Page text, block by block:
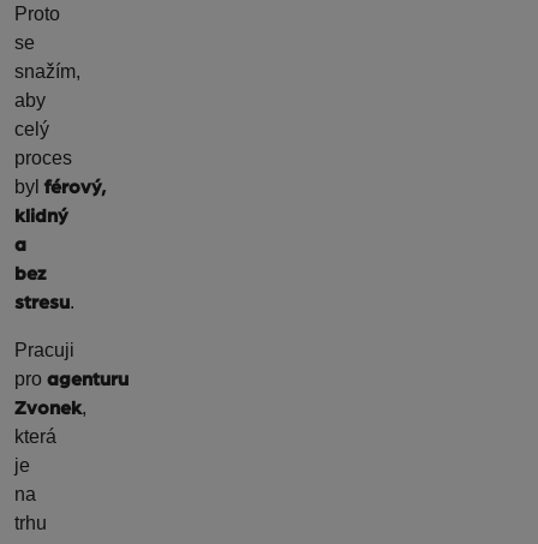
Proto
se
snažím,
aby
celý
proces
byl férový,
klidný
a
bez
stresu.
Pracuji
pro agenturu
Zvonek,
která
je
na
trhu